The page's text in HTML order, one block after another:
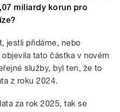
miliardy korun pro
jestli přidáme, nebo
tato částka v novém
služby, byl ten, že to
z roku 2024.
za rok 2025, tak se